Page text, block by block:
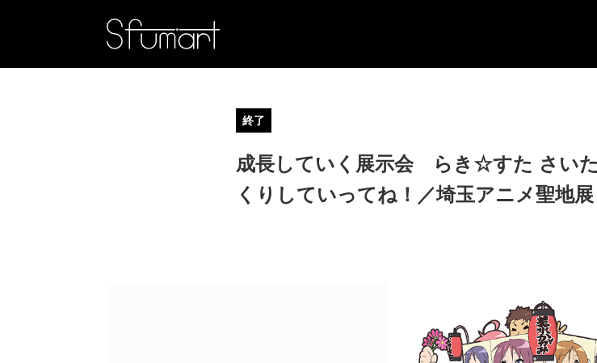
EXHIBITION 展
MUSEUM
終了
成長していく展示会 らき☆すた さい
くりしていってね！／埼玉アニメ聖地展